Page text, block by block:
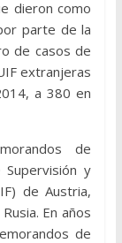
dieron como
parte de la
de casos de
extranjeras
a 380 en
de
y
de Austria,
En años
de